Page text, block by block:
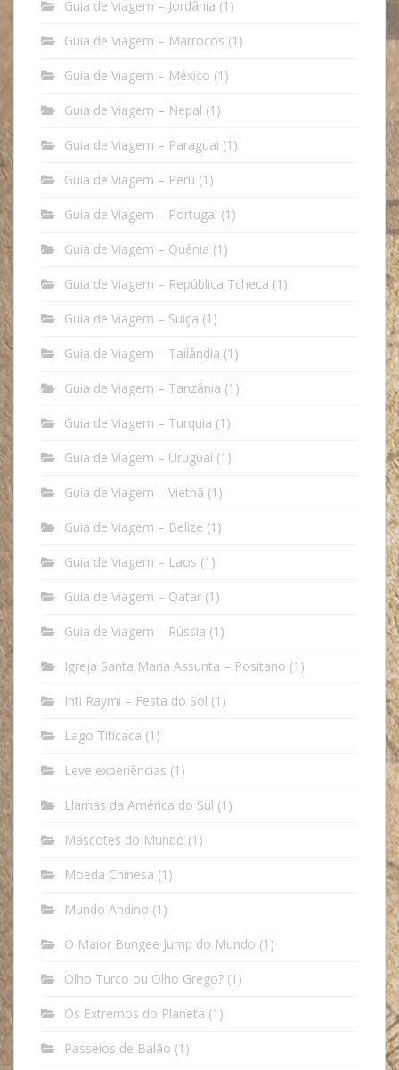
Guia de Viagem – Jordânia (1)
Guia de Viagem – Marrocos (1)
Guia de Viagem – México (1)
Guia de Viagem – Nepal (1)
Guia de Viagem – Paraguai (1)
Guia de Viagem – Peru (1)
Guia de Viagem – Portugal (1)
Guia de Viagem – Quênia (1)
Guia de Viagem – República Tcheca (1)
Guia de Viagem – Suíça (1)
Guia de Viagem – Tailândia (1)
Guia de Viagem – Tanzânia (1)
Guia de Viagem – Turquia (1)
Guia de Viagem – Uruguai (1)
Guia de Viagem – Vietnã (1)
Guia de Viagem – Belize (1)
Guia de Viagem – Laos (1)
Guia de Viagem – Qatar (1)
Guia de Viagem – Rússia (1)
Igreja Santa Maria Assunta – Positano (1)
Inti Raymi – Festa do Sol (1)
Lago Titicaca (1)
Leve experiências (1)
Llamas da América do Sul (1)
Mascotes do Mundo (1)
Moeda Chinesa (1)
Mundo Andino (1)
O Maior Bungee Jump do Mundo (1)
Olho Turco ou Olho Grego? (1)
Os Extremos do Planeta (1)
Passeios de Balão (1)